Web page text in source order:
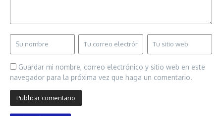
Guardar mi nombre, correo electrónico y sitio web en este
navegador para la próxima vez que haga un comentario.